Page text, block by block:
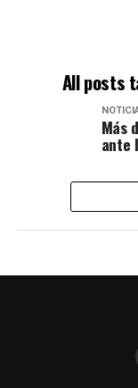
All posts
Más
ante